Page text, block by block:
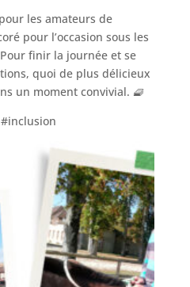
les amateurs de
pour l’occasion sous les
finir la journée et se
quoi de plus délicieux
un moment convivial. 🧇